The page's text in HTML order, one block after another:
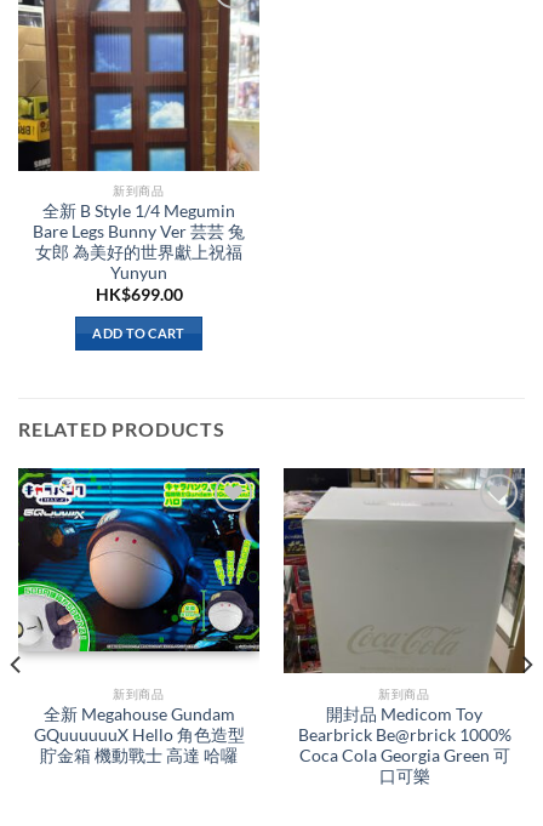
新到商品​
全新 B Style 1/4 Megumin
Bare Legs Bunny Ver 芸芸 兔
女郎 為美好的世界獻上祝福
Yunyun
HK$699.00
ADD TO CART
RELATED PRODUCTS
新到商品​
全新 Megahouse Gundam
GQuuuuuuX Hello 角色造型
貯金箱 機動戰士 高達 哈囉
新到商品​
開封品 Medicom Toy
Bearbrick Be@rbrick 1000%
Coca Cola Georgia Green 可
口可樂